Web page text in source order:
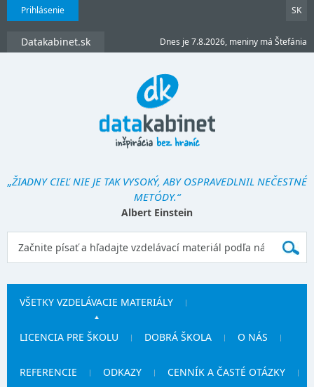
Prihlásenie SK
Datakabinet.sk Dnes je 7.8.2026, meniny má Štefánia
„ŽIADNY CIEĽ NIE JE TAK VYSOKÝ, ABY OSPRAVEDLNIL NEČESTNÉ
METÓDY.“
Albert Einstein
VŠETKY VZDELÁVACIE MATERIÁLY
LICENCIA PRE ŠKOLU DOBRÁ ŠKOLA O NÁS
REFERENCIE ODKAZY CENNÍK A ČASTÉ OTÁZKY